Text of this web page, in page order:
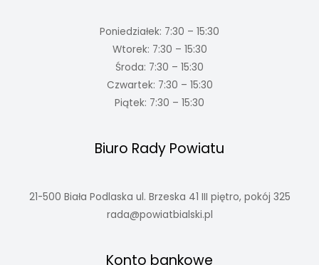
Poniedziałek: 7:30 – 15:30
Wtorek: 7:30 – 15:30
Środa: 7:30 – 15:30
Czwartek: 7:30 – 15:30
Piątek: 7:30 – 15:30
Biuro Rady Powiatu
21-500 Biała Podlaska ul. Brzeska 41 III piętro, pokój 325
rada@powiatbialski.pl
Konto bankowe